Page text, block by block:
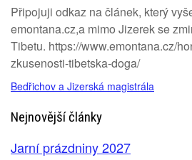
Připojuji odkaz na článek, který
emontana.cz,a mimo Jizerek se
Tibetu. https://www.emontana.cz/
zkusenosti-tibetska-doga/
Bedřichov a Jizerská magistrála
Nejnovější články
Jarní prázdniny 2027